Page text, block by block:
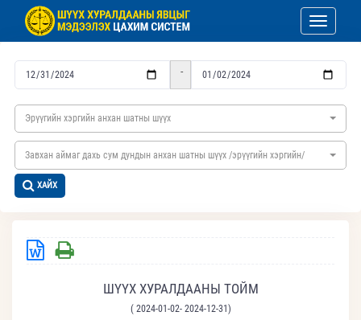
Toggle
-
Эрүүгийн хэргийн анхан шатны шүүх
Завхан аймаг дахь сум дундын анхан шатны шүүх /эрүүгийн хэргийн/
ХАЙХ
ШҮҮХ ХУРАЛДААНЫ ТОЙМ
( 2024-01-02- 2024-12-31)